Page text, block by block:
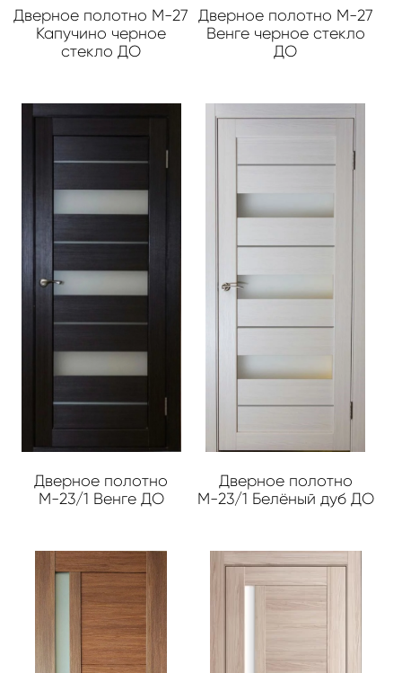
Дверное полотно М-27
Капучино черное
стекло ДО
Дверное полотно М-27
Венге черное стекло
ДО
Дверное полотно
М-23/1 Венге ДО
Дверное полотно
М-23/1 Белёный дуб ДО